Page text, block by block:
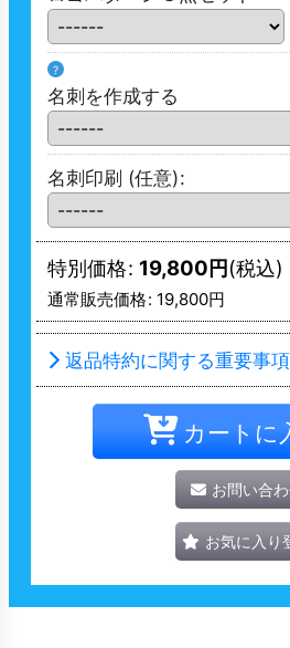
?
名刺を作成する
名刺印刷 (任意):
特別価格: 19,800円(税込)
通常販売価格: 19,800円
返品特約に関する重要事項
カートに
お問い合
お気に入り